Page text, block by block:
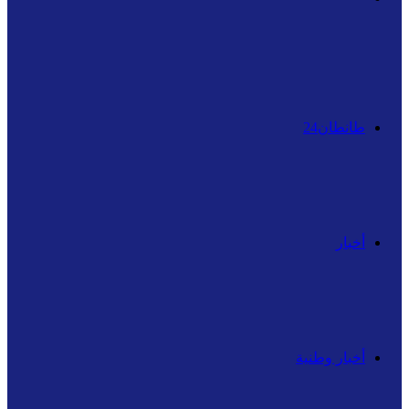
طانطان24
أخبار
أخبار وطنية